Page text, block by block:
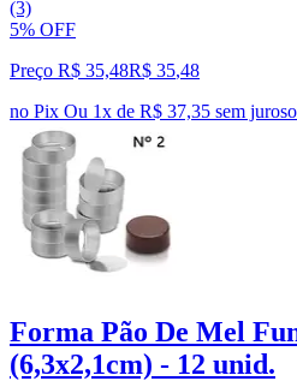
(3)
5% OFF
Preço R$ 35,48R$ 35,48
no Pix Ou 1x de R$ 37,35 sem juros
Forma Pão De Mel
(6,3x2,1cm) - 12 unid.